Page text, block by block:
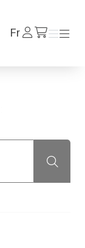
FrSe
connecter/fr/cart
Menu
Menu
Recherche